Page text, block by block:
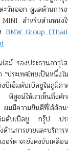
วันออก ดูแลด้านการ
สำหรับตำแหน่งใ
BMW Group
ม์ รองประธานอาวุโ
“ประเทศไทยเป็นหนึ่
งบีเอ็มดับเบิลยูในภูมิ
จน์ให้เราเห็นถึงศัก
ผมมีความยินดีที่ได้ต้
อ็มดับเบิลยู กรุ๊ป ป
ด้านการขายและบริกา
อร์ต จะยังคงขับเคลือ